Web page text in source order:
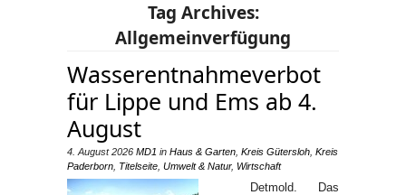
Tag Archives:
Allgemeinverfügung
Wasserentnahmeverbot
für Lippe und Ems ab 4.
August
4. August 2026 MD1 in Haus & Garten Kreis Gütersloh Kreis
Paderborn Titelseite Umwelt & Natur, Wirtschaft
Detmold. Das